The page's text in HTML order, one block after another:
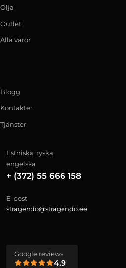
Olja
Outlet
Alla varor
Blogg
Kontakter
Tjänster
Estniska, ryska,
engelska
+ (372) 55 666 158
E-post
stragendo@stragendo.ee
Google reviews
4.9